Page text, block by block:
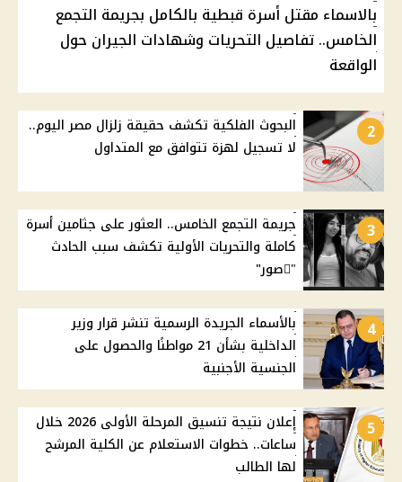
بالاسماء مقتل أسرة قبطية بالكامل بجريمة التجمع
الخامس.. تفاصيل التحريات وشهادات الجيران حول
الواقعة
2
البحوث الفلكية تكشف حقيقة زلزال مصر اليوم..
لا تسجيل لهزة تتوافق مع المتداول
3
جريمة التجمع الخامس.. العثور على جثامين أسرة
كاملة والتحريات الأولية تكشف سبب الحادث
"ًصور"
4
بالأسماء الجريدة الرسمية تنشر قرار وزير
الداخلية بشأن 21 مواطنًا والحصول على
الجنسية الأجنبية
5
إعلان نتيجة تنسيق المرحلة الأولى 2026 خلال
ساعات.. خطوات الاستعلام عن الكلية المرشح
لها الطالب